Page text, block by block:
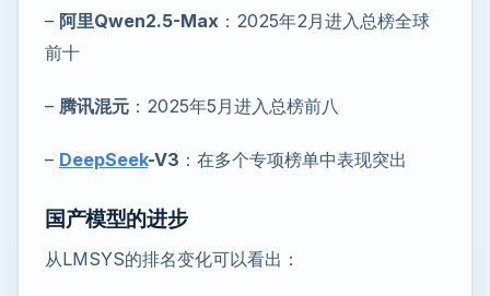
– 阿里Qwen2.5-Max ：2025年2月进入总榜全球
前十
– 腾讯混元 ：2025年5月进入总榜前八
– DeepSeek-V3 ：在多个专项榜单中表现突出
国产模型的进步
从LMSYS的排名变化可以看出：